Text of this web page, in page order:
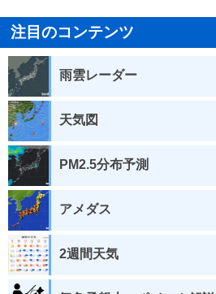
注目のコンテンツ
雨雲レーダー
天気図
PM2.5分布予測
アメダス
2週間天気